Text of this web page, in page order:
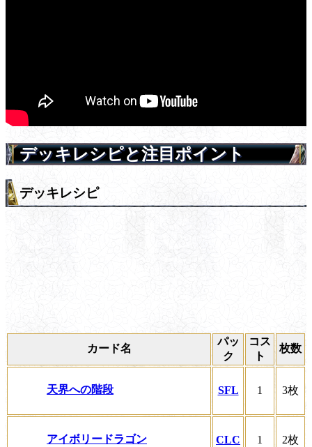
デッキレシピと注目ポイント
デッキレシピ
カード名
パッ
ク
コス
ト
枚数
天界への階段 SFL 1 3枚
アイボリードラゴン CLC 1 2枚